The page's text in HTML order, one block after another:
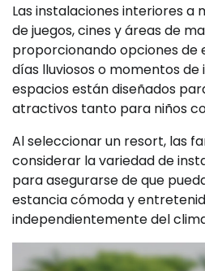
Las instalaciones interiores a
de juegos, cines y áreas de
proporcionando opciones
días lluviosos o momentos de
espacios están diseñados
atractivos tanto para niños
Al seleccionar un resort, las
considerar la variedad de
para asegurarse de que
estancia cómoda y
independientemente del